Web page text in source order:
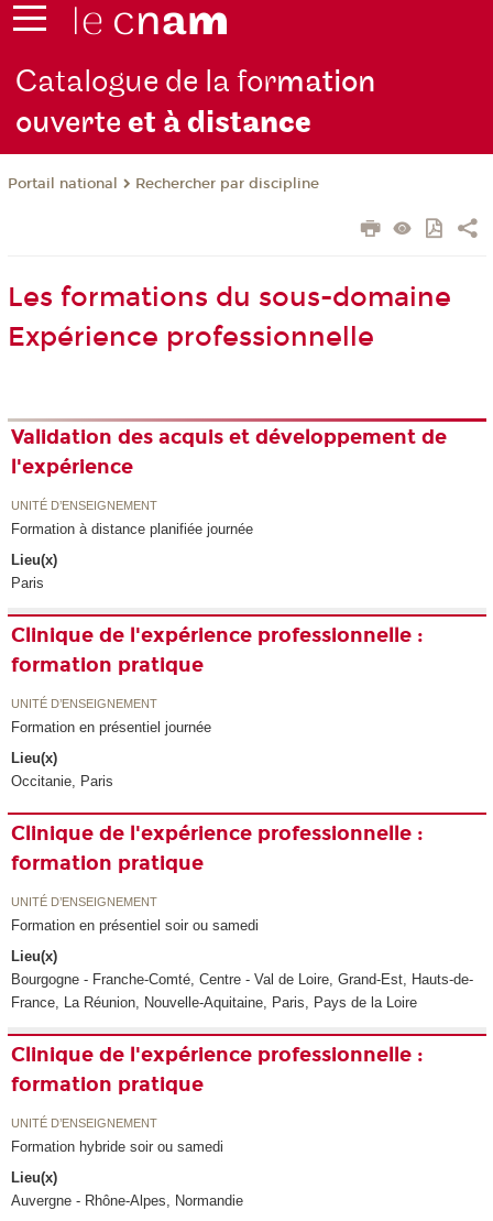
Catalogue de la formation
ouverteet à distance
Portail national Rechercher par discipline
Les formations du sous-domaine
Expérience professionnelle
Validation des acquis et développement de
l'expérience
UNITÉ D’ENSEIGNEMENT
Formation à distance planifiée journée
Lieu(x)
Paris
Clinique de l'expérience professionnelle :
formation pratique
UNITÉ D’ENSEIGNEMENT
Formation en présentiel journée
Lieu(x)
Occitanie, Paris
Clinique de l'expérience professionnelle :
formation pratique
UNITÉ D’ENSEIGNEMENT
Formation en présentiel soir ou samedi
Lieu(x)
Bourgogne - Franche-Comté, Centre - Val de Loire, Grand-Est, Hauts-de-
France, La Réunion, Nouvelle-Aquitaine, Paris, Pays de la Loire
Clinique de l'expérience professionnelle :
formation pratique
UNITÉ D’ENSEIGNEMENT
Formation hybride soir ou samedi
Lieu(x)
Auvergne - Rhône-Alpes, Normandie